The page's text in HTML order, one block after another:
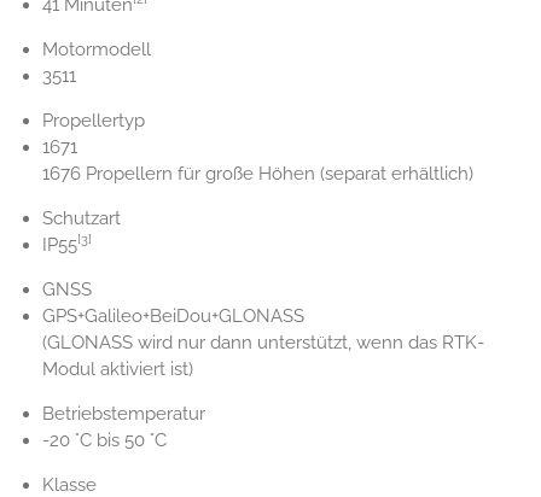
41 Minuten
Motormodell
3511
Propellertyp
1671
1676 Propellern für große Höhen (separat erhältlich)
Schutzart
IP55[3]
GNSS
GPS+Galileo+BeiDou+GLONASS
(GLONASS wird nur dann unterstützt, wenn das RTK-
Modul aktiviert ist)
Betriebstemperatur
-20 °C bis 50 °C
Klasse